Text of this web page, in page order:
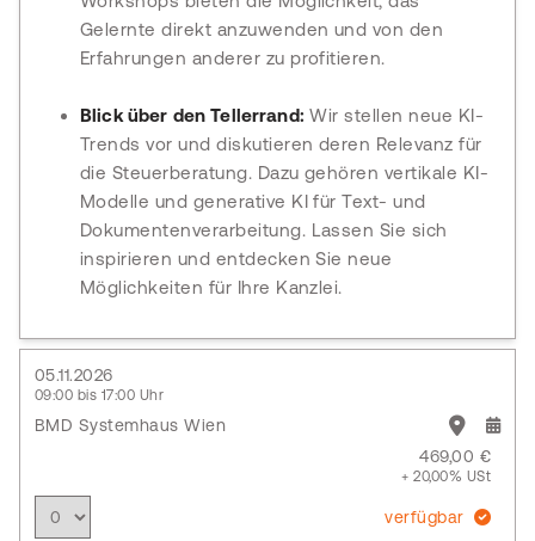
Gelernte direkt anzuwenden und von den
Erfahrungen anderer zu profitieren.
Blick über den Tellerrand: Wir stellen neue KI-
Trends vor und diskutieren deren Relevanz für
die Steuerberatung. Dazu gehören vertikale KI-
Modelle und generative KI für Text- und
Dokumentenverarbeitung. Lassen Sie sich
inspirieren und entdecken Sie neue
Möglichkeiten für Ihre Kanzlei.
05.11.2026
09:00 bis 17:00 Uhr
BMD Systemhaus Wien
469,00 €
+ 20,00% USt
verfügbar